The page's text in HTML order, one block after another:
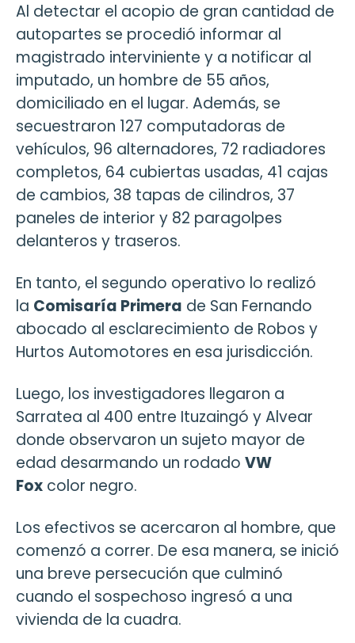
Al detectar el acopio de gran cantidad de
autopartes se procedió informar al
magistrado interviniente y a notificar al
imputado, un hombre de 55 años,
domiciliado en el lugar. Además, se
secuestraron 127 computadoras de
vehículos, 96 alternadores, 72 radiadores
completos, 64 cubiertas usadas, 41 cajas
de cambios, 38 tapas de cilindros, 37
paneles de interior y 82 paragolpes
delanteros y traseros.
En tanto, el segundo operativo lo realizó
la Comisaría Primera de San Fernando
abocado al esclarecimiento de Robos y
Hurtos Automotores en esa jurisdicción.
Luego, los investigadores llegaron a
Sarratea al 400 entre Ituzaingó y Alvear
donde observaron un sujeto mayor de
edad desarmando un rodado VW
Fox color negro.
Los efectivos se acercaron al hombre, que
comenzó a correr. De esa manera, se inició
una breve persecución que culminó
cuando el sospechoso ingresó a una
vivienda de la cuadra.